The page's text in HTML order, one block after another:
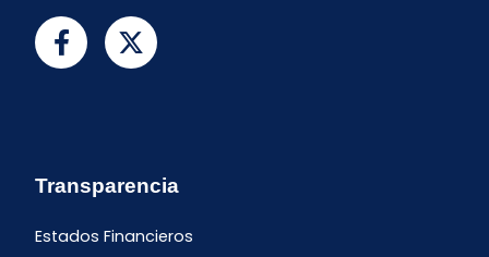
Transparencia
Estados Financieros